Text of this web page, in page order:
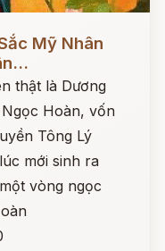
Mỹ Nhân
thật là Dương
Hoàn, vốn
Tông Lý
mới sinh ra
vòng ngọc